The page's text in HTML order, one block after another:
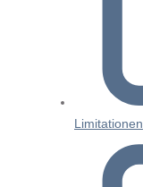
Limitationen